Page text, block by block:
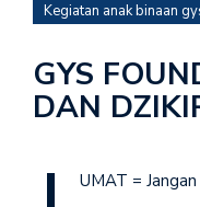
Kegiatan anak binaan
GYS
DAN
UMAT =